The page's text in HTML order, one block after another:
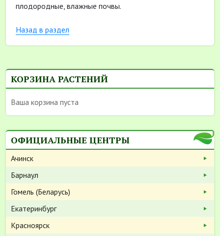
плодородные, влажные почвы.
Назад в раздел
КОРЗИНА РАСТЕНИЙ
Ваша корзина пуста
ОФИЦИАЛЬНЫЕ ЦЕНТРЫ
Ачинск
Барнаул
Гомель (Беларусь)
Екатеринбург
Красноярск